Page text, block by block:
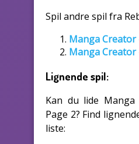
Spil andre spil fra
Manga Creator
Manga Creator
Lignende spil:
Kan du lide Manga
Page 2? Find
liste: